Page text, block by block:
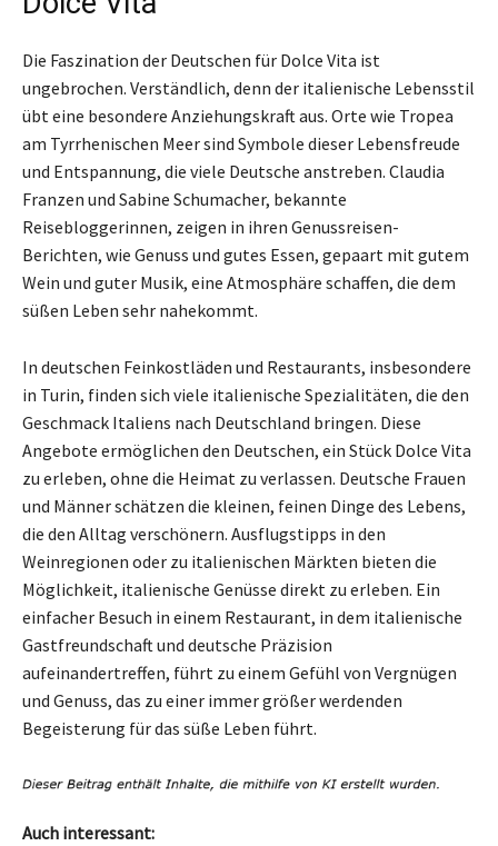
Die Faszination der Deutschen für Dolce Vita ist
ungebrochen. Verständlich, denn der italienische Lebensstil
übt eine besondere Anziehungskraft aus. Orte wie Tropea
am Tyrrhenischen Meer sind Symbole dieser Lebensfreude
und Entspannung, die viele Deutsche anstreben. Claudia
Franzen und Sabine Schumacher, bekannte
Reisebloggerinnen, zeigen in ihren Genussreisen-
Berichten, wie Genuss und gutes Essen, gepaart mit gutem
Wein und guter Musik, eine Atmosphäre schaffen, die dem
süßen Leben sehr nahekommt.
In deutschen Feinkostläden und Restaurants, insbesondere
in Turin, finden sich viele italienische Spezialitäten, die den
Geschmack Italiens nach Deutschland bringen. Diese
Angebote ermöglichen den Deutschen, ein Stück Dolce Vita
zu erleben, ohne die Heimat zu verlassen. Deutsche Frauen
und Männer schätzen die kleinen, feinen Dinge des Lebens,
die den Alltag verschönern. Ausflugstipps in den
Weinregionen oder zu italienischen Märkten bieten die
Möglichkeit, italienische Genüsse direkt zu erleben. Ein
einfacher Besuch in einem Restaurant, in dem italienische
Gastfreundschaft und deutsche Präzision
aufeinandertreffen, führt zu einem Gefühl von Vergnügen
und Genuss, das zu einer immer größer werdenden
Begeisterung für das süße Leben führt.
Auch interessant: